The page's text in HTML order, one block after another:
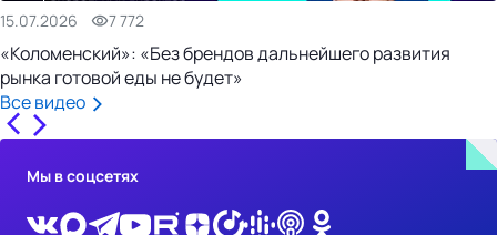
15.07.2026 7 772
«Коломенский»: «Без брендов дальнейшего развития
рынка готовой еды не будет»
Все видео
Мы в соцсетях